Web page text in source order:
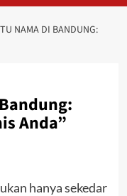
NAMA DI BANDUNG:
Anda”
hanya sekedar